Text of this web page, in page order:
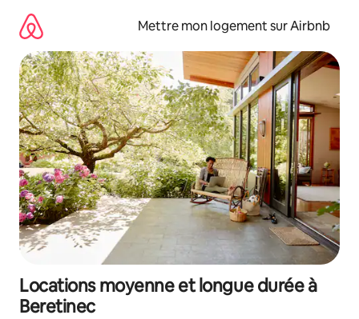
directement
contenu
Mettre mon logement sur Airbnb
Locations moyenne et longue durée à
Beretinec